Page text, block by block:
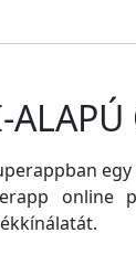
ALAPÚ
online